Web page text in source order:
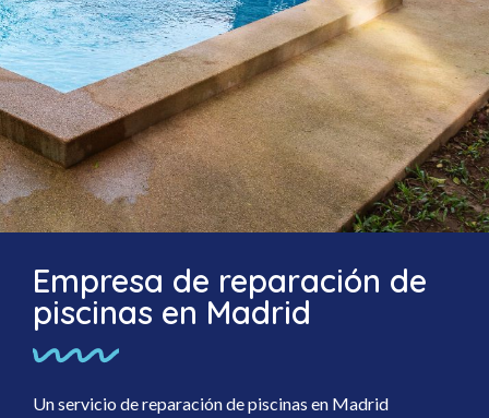
Empresa de reparación de
piscinas en Madrid
Un servicio de reparación de piscinas en Madrid